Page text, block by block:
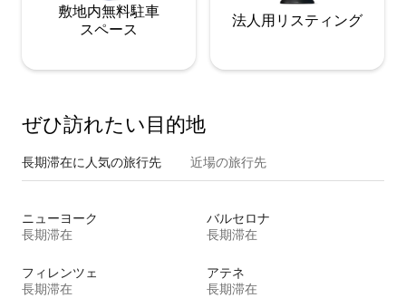
敷地内無料駐⁠車
ス⁠ペ⁠ー⁠ス
法人用リスティング
ぜひ訪⁠れ⁠た⁠い目⁠的⁠地
長期滞在に人気の旅行先 近場の旅行先
ニューヨーク
長期滞在
バルセロナ
長期滞在
フィレンツェ
長期滞在
アテネ
長期滞在